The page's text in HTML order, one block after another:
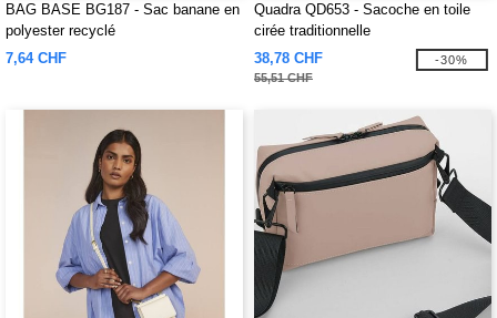
BAG BASE BG187 - Sac banane en
polyester recyclé
7,64 CHF
Quadra QD653 - Sacoche en toile
cirée traditionnelle
38,78 CHF
55,51 CHF
-30%